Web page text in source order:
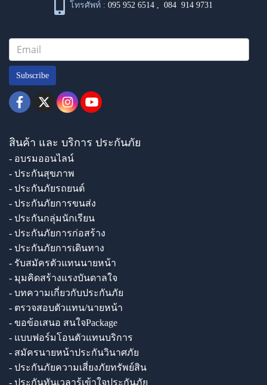
โทรศัพท์ : 095 952 6514 ,084 914 9731
Subscribe
สินค้า และ บริการ ประกันภัย
- อบรมออนไลน์
- ประกันสุขภาพ
- ประกันภัยรถยนต์
- ประกันภัยการขนส่ง
- ประกันกลุ่มนักเรียน
- ประกันภัยการก่อสร้าง
- ประกันภัยการเดินทาง
- รับสมัครตัวแทนนายหน้า
- มุมคิดสร้างแรงบันดาลใจ
- บทความเกี่ยวกับประกันภัย
- ตรวจสอบตัวแทน/นายหน้า
- ขอข้อเสนอ สนใจPackage
- แบบฟอร์มโอนตัวแทนบริการ
- สมัครนายหน้าประกันวินาศภัย
- ประกันภัยความเสี่ยงภัยทรัพย์สิน
- ประกันทันเวลารู้เข้าใจประกันภัย